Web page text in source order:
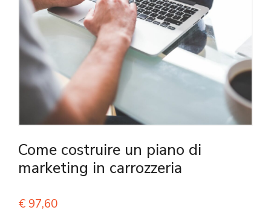
Come costruire un piano di
marketing in carrozzeria
€ 97,60